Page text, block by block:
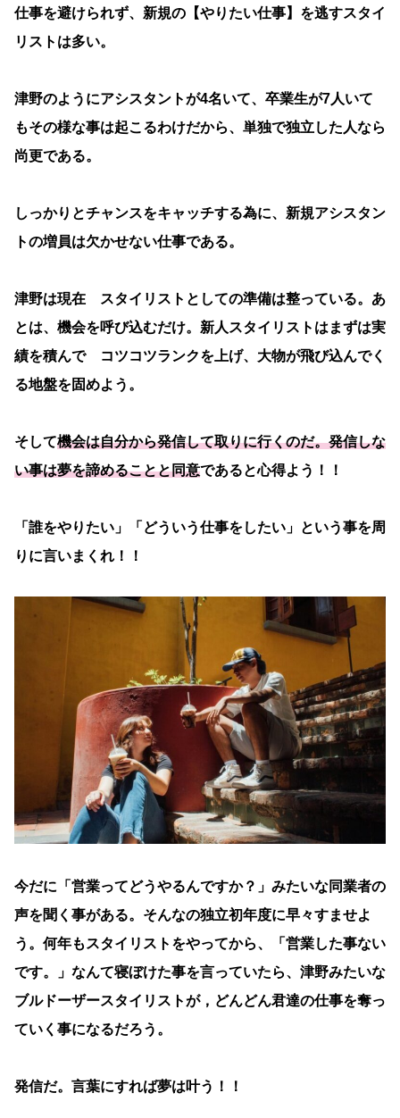
仕事を避けられず、新規の【やりたい仕事】を逃すスタイ
リストは多い。
津野のようにアシスタントが4名いて、卒業生が7人いて
もその様な事は起こるわけだから、単独で独立した人なら
尚更である。
しっかりとチャンスをキャッチする為に、新規アシスタン
トの増員は欠かせない仕事である。
津野は現在 スタイリストとしての準備は整っている。あ
とは、機会を呼び込むだけ。新人スタイリストはまずは実
績を積んで コツコツランクを上げ、大物が飛び込んでく
る地盤を固めよう。
そして機会は自分から発信して取りに行くのだ。発信しな
い事は夢を諦めることと同意であると心得よう！！
「誰をやりたい」「どういう仕事をしたい」という事を周
りに言いまくれ！！
今だに「営業ってどうやるんですか？」みたいな同業者の
声を聞く事がある。そんなの独立初年度に早々すませよ
う。何年もスタイリストをやってから、「営業した事ない
です。」なんて寝ぼけた事を言っていたら、津野みたいな
ブルドーザースタイリストが，どんどん君達の仕事を奪っ
ていく事になるだろう。
発信だ。言葉にすれば夢は叶う！！